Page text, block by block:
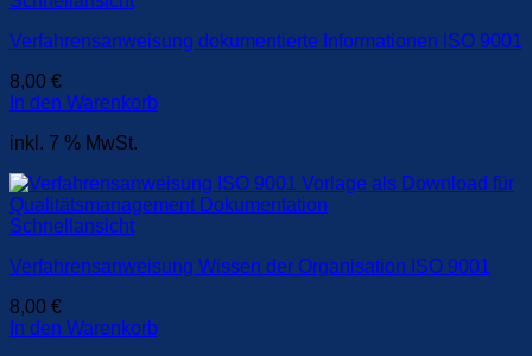
Verfahrensanweisung dokumentierte Informationen ISO 9001
8,00 €
In den Warenkorb
inkl. 7 % MwSt.
Schnellansicht
Verfahrensanweisung Wissen der Organisation ISO 9001
8,00 €
In den Warenkorb